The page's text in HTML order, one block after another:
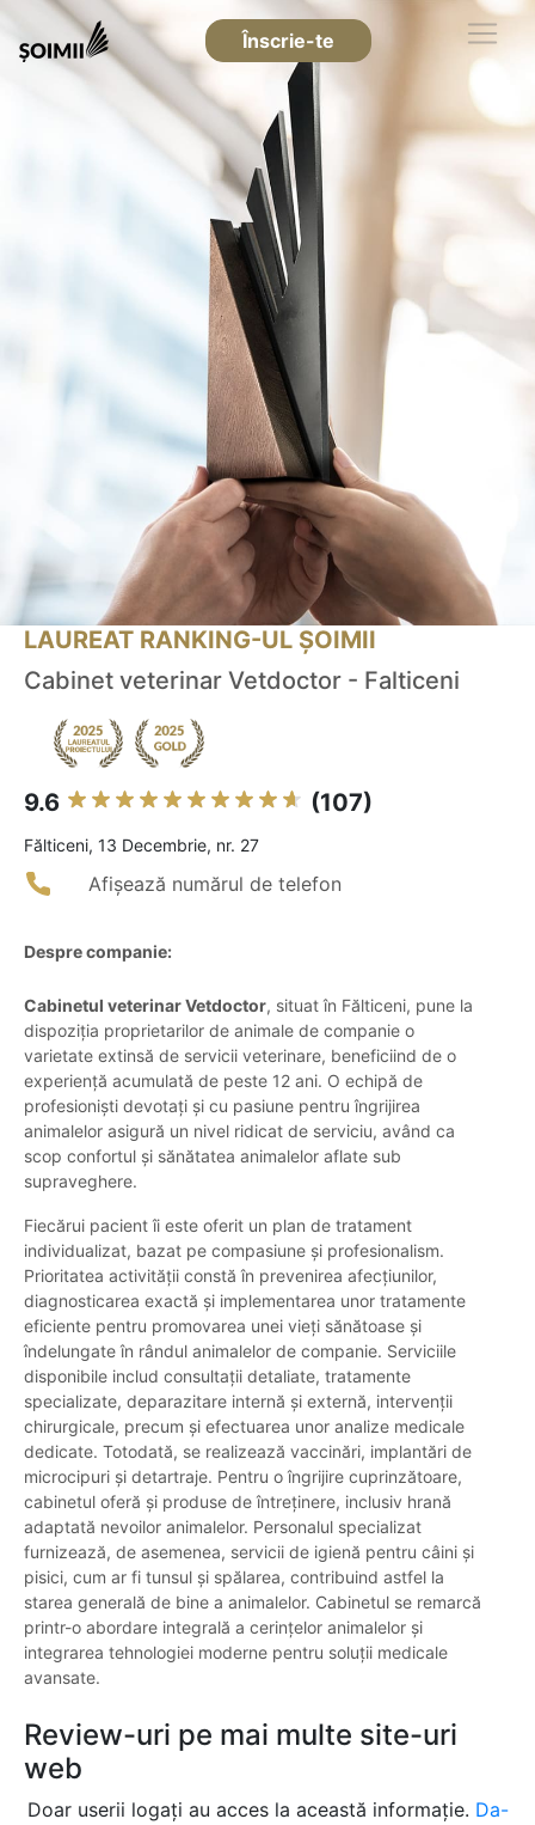
Înscrie-te
LAUREAT RANKING-UL ȘOIMII
Cabinet veterinar Vetdoctor - Falticeni
9.6 (107)
Fălticeni, 13 Decembrie, nr. 27
Afișează numărul de telefon
Despre companie:
Cabinetul veterinar Vetdoctor, situat în Fălticeni, pune la
dispoziția proprietarilor de animale de companie o
varietate extinsă de servicii veterinare, beneficiind de o
experiență acumulată de peste 12 ani. O echipă de
profesioniști devotați și cu pasiune pentru îngrijirea
animalelor asigură un nivel ridicat de serviciu, având ca
scop confortul și sănătatea animalelor aflate sub
supraveghere.
Fiecărui pacient îi este oferit un plan de tratament
individualizat, bazat pe compasiune și profesionalism.
Prioritatea activității constă în prevenirea afecțiunilor,
diagnosticarea exactă și implementarea unor tratamente
eficiente pentru promovarea unei vieți sănătoase și
îndelungate în rândul animalelor de companie. Serviciile
disponibile includ consultații detaliate, tratamente
specializate, deparazitare internă și externă, intervenții
chirurgicale, precum și efectuarea unor analize medicale
dedicate. Totodată, se realizează vaccinări, implantări de
microcipuri și detartraje. Pentru o îngrijire cuprinzătoare,
cabinetul oferă și produse de întreținere, inclusiv hrană
adaptată nevoilor animalelor. Personalul specializat
furnizează, de asemenea, servicii de igienă pentru câini și
pisici, cum ar fi tunsul și spălarea, contribuind astfel la
starea generală de bine a animalelor. Cabinetul se remarcă
printr-o abordare integrală a cerințelor animalelor și
integrarea tehnologiei moderne pentru soluții medicale
avansate.
Review-uri pe mai multe site-uri
web
Doar userii logați au acces la această informație. Da-